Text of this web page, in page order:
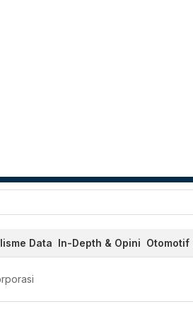
Data In-Depth & Opini Otomotif